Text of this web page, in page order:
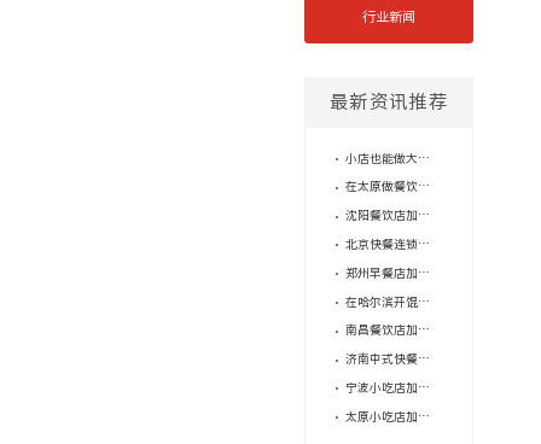
行业新闻
最新资讯推荐
小店也能做大生意：长春快餐店品牌加盟如何靠标准化实现轻量化运营？
在太原做餐饮店加盟，口味统一这道坎怎么过？
沈阳餐饮店加盟，怎么判断品牌的供应链是不是“坑”？
北京快餐连锁品牌有哪些？加盟门槛高吗？
郑州早餐店加盟费用高？小店模式才是突破口！
在哈尔滨开馄饨店赚钱吗？老品牌的轻量模式给你答案
南昌餐饮店加盟品牌里，为什么馄饨这个小店模型反而最稳
济南中式快餐加盟品牌，小本创业选哪个更稳？
宁波小吃店加盟有推荐的品牌吗？费用大概要多少？
太原小吃店加盟费用解析：低投入高赋能，抢占流量新机遇